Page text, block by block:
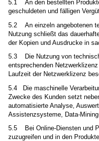
5.1 An den bestellten
geschuldeten und fälligen
5.2 An einzeln angebotenen
Nutzung schließt das
der Kopien und Ausdrucke in
5.3 Die Nutzung von
entsprechenden
Laufzeit der Netzwerklizenz
5.4 Die maschinelle
Zwecke des Kunden setzt
automatisierte Analyse,
Assistenzsysteme, Data-
5.5 Bei Online-Diensten und
zuzugreifen und in den